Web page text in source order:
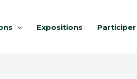
Expositions Participer